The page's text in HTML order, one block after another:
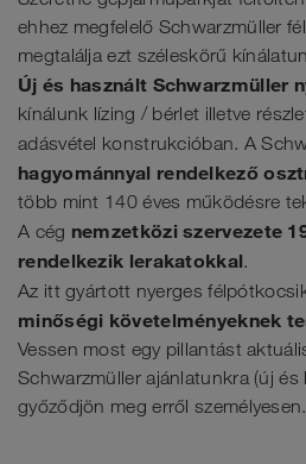
ehhez megfelelő Schwarzmüller
megtalálja ezt széleskörű
Új és használt Schwarzmüller
kínálunk lízing / bérlet illetve
adásvétel konstrukcióban. A
hagyománnyal rendelkező
több mint 140 éves működésre
A cég nemzetközi szervezete
rendelkezik lerakatokkal.
Az itt gyártott nyerges
minőségi követelményeknek
Vessen most egy pillantást
Schwarzmüller ajánlatunkra (új
győződjön meg erről személyesen.